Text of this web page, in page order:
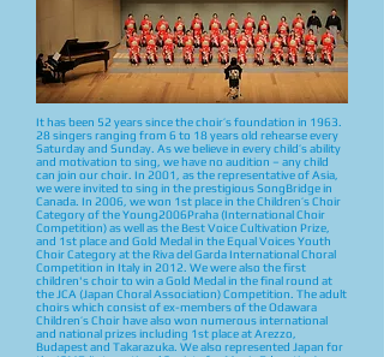
It has been 52 years since the choir’s foundation in 1963.
28 singers ranging from 6 to 18 years old rehearse every
Saturday and Sunday. As we believe in every child’s ability
and motivation to sing, we have no audition – any child
can join our choir. In 2001, as the representative of Asia,
we were invited to sing in the prestigious SongBridge in
Canada. In 2006, we won 1st place in the Children’s Choir
Category of the Young2006Praha (International Choir
Competition) as well as the Best Voice Cultivation Prize,
and 1st place and Gold Medal in the Equal Voices Youth
Choir Category at the Riva del Garda International Choral
Competition in Italy in 2012. We were also the first
children's choir to win a Gold Medal in the final round at
the JCA (Japan Choral Association) Competition. The adult
choirs which consist of ex-members of the Odawara
Children’s Choir have also won numerous international
and national prizes including 1st place at Arezzo,
Budapest and Takarazuka. We also represented Japan for